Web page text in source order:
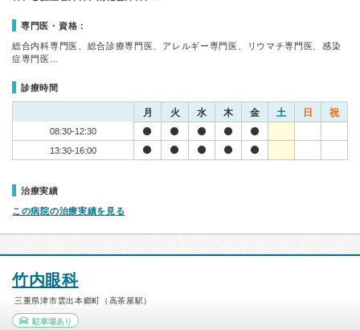
専門医・資格：
総合内科専門医、総合診療専門医、アレルギー専門医、リウマチ専門医、感染
症専門医…
診療時間
月 火 水 木 金 土 日 祝
08:30-12:30
13:30-16:00
治療実績
この病院の治療実績を見る
竹内眼科
三重県津市雲出本郷町（高茶屋駅）
駐車場あり